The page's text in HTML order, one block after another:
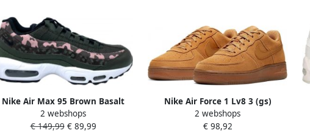
Nike Air Max 95 Brown Basalt
Sneakers Dames Brown Basalt
Sequoia Pink Glaze
2 webshops
€ 149,99€ 89,99
Nike Air Force 1 Lv8 3 (gs)
Basketball Schoenen wheat
wheat gum light brown maat: 40
2 webshops
€ 98,92